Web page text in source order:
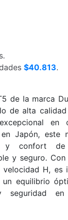
$40.813.
de la marca
de alta calidad
en
Japón, este
y confort de
y seguro.
H, es
un equilibrio
en